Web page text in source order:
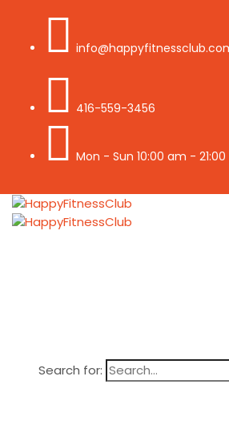
416-559-3456
Mon - Sun 10:00 am -
Search for: